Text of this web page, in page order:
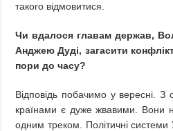
такого відмовитися.
Чи вдалося главам держав,
Анджею Дуді, загасити
пори до часу?
Відповідь побачимо у вересні. З
країнами є дуже жвавими. Вони
одним треком. Політичні системи